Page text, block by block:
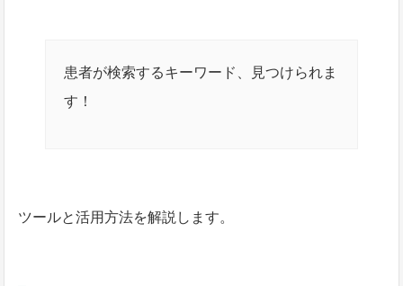
患者が検索するキーワード、見つけられま
す！
ツールと活用方法を解説します。